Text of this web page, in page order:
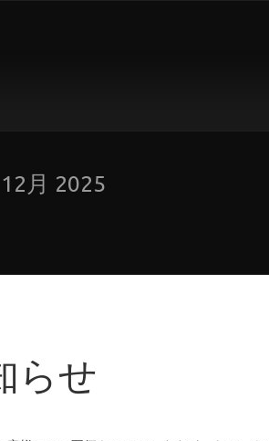
12月 2025
らせ